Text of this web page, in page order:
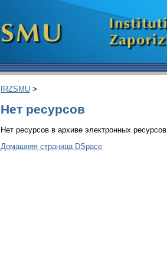
IRZSMU >
Нет ресурсов
Нет ресурсов в архиве электронных ресурсов.
Домашняя страница DSpace